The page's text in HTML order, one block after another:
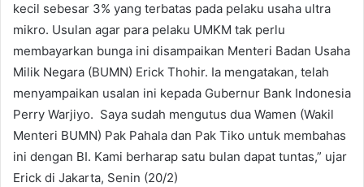
kecil sebesar 3% yang terbatas pada pelaku usaha ultra
mikro. Usulan agar para pelaku UMKM tak perlu
membayarkan bunga ini disampaikan Menteri Badan Usaha
Milik Negara (BUMN) Erick Thohir. Ia mengatakan, telah
menyampaikan usalan ini kepada Gubernur Bank Indonesia
Perry Warjiyo. Saya sudah mengutus dua Wamen (Wakil
Menteri BUMN) Pak Pahala dan Pak Tiko untuk membahas
ini dengan BI. Kami berharap satu bulan dapat tuntas,” ujar
Erick di Jakarta, Senin (20/2)